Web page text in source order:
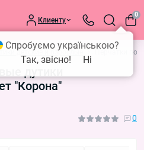
Клиенту
0
детские и взрослые Перчатки
дутики
"Корона"
0
Спробуємо українською?
Так, звісно!
Ні